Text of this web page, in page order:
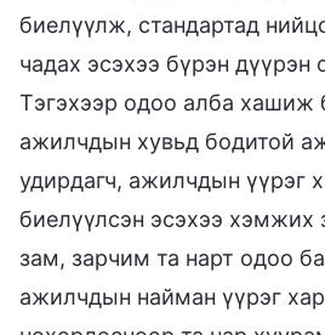
биелүүлж, стандартад
чадах эсэхээ бүрэн дүүрэн
Тэгэхээр одоо алба хашиж
ажилчдын хувьд бодитой
удирдагч, ажилчдын үүрэг
биелүүлсэн эсэхээ хэмжих
зам, зарчим та нарт одоо
ажилчдын найман үүрэг